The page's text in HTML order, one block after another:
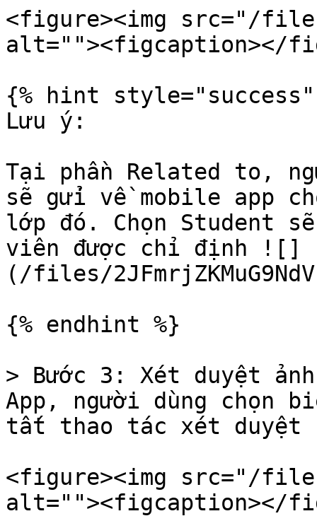
<figure><img src="/files/
alt=""><figcaption></
{% hint style="success"
Lưu ý:
Tại phần Related to,
sẽ gửi về mobile app
lớp đó. Chọn Student
viên được chỉ định ![]
(/files/
{% endhint %}
> Bước 3: Xét duyệt
App, người dùng chọn
tất thao tác xét duyệt
<figure><img src="/files/
alt=""><figcaption></